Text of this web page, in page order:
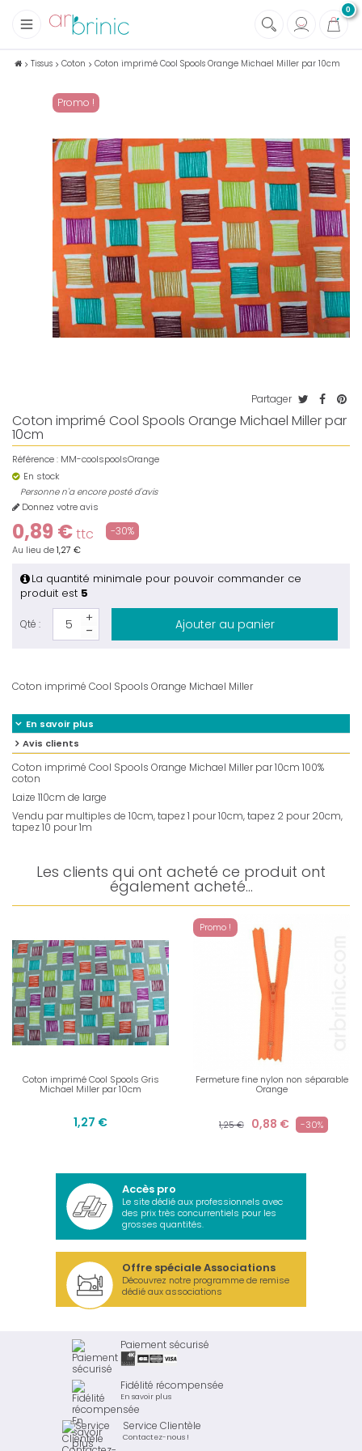
0
+
Tissus
Soins et Santé au naturel
+
Maison écologique
+
Lectures
Tissus Coton Coton imprimé Cool Spools Orange Michael Miller par 10cm
Promo !
Partager
Coton imprimé Cool Spools Orange Michael Miller par
10cm
Référence : MM-coolspoolsOrange
En stock
Personne n'a encore posté d'avis
Donnez votre avis
0,89 €ttc -30%
Au lieu de1,27 €
La quantité minimale pour pouvoir commander ce
produit est 5
Qté : Ajouter au panier
Coton imprimé Cool Spools Orange Michael Miller
En savoir plus
Avis clients
Coton imprimé Cool Spools Orange Michael Miller par 10cm 100%
coton
Laize 110cm de large
Vendu par multiples de 10cm, tapez 1 pour 10cm, tapez 2 pour 20cm,
tapez 10 pour 1m
Les clients qui ont acheté ce produit ont
également acheté...
Coton imprimé Cool Spools Gris
Michael Miller par 10cm
1,27 €
Promo !
Fermeture fine nylon non séparable
Orange
1,25 € 0,88 € -30%
Accès pro
Le site dédié aux professionnels avec
des prix très concurrentiels pour les
grosses quantités.
Offre spéciale Associations
Découvrez notre programme de remise
dédié aux associations
Paiement sécurisé
Fidélité récompensée
En savoir plus
Service Clientèle
Contactez-nous !